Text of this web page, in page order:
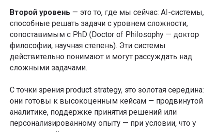
Второй уровень — это то, где мы сейчас: AI-системы,
способные решать задачи с уровнем сложности,
сопоставимым с PhD (Doctor of Philosophy — доктор
философии, научная степень). Эти системы
действительно понимают и могут рассуждать над
сложными задачами.
С точки зрения product strategy, это золотая середина:
они готовы к высокоценным кейсам — продвинутой
аналитике, поддержке принятия решений или
персонализированному опыту — при условии, что у